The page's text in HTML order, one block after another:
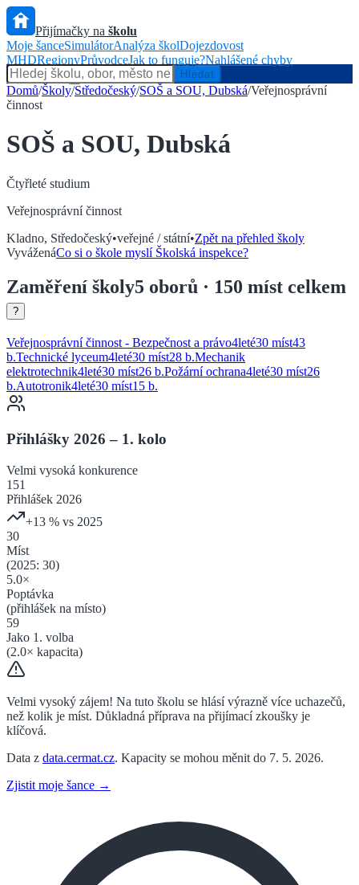
Přijímačky na školu
Moje šanceSimulátorAnalýza školDojezdovost
MHDRegionyPrůvodceJak to funguje?Nahlášené chyby
Hlídač státu
Hledat
Domů/Školy/Středočeský/SOŠ a SOU, Dubská/Veřejnosprávní
činnost
SOŠ a SOU, Dubská
Čtyřleté studium
Veřejnosprávní činnost
Kladno, Středočeský•veřejné / státní•Zpět na přehled školy
VyváženáCo si o škole myslí Školská inspekce?
Zaměření školy5 oborů · 150 míst celkem
?
Veřejnosprávní činnost - Bezpečnost a právo4leté30 míst43
b.Technické lyceum4leté30 míst28 b.Mechanik
elektrotechnik4leté30 míst26 b.Požární ochrana4leté30 míst26
b.Autotronik4leté30 míst15 b.
Přihlášky 2026 – 1. kolo
Velmi vysoká konkurence
151
Přihlášek 2026
+13 % vs 2025
30
Míst
(2025: 30)
5.0×
Poptávka
(přihlášek na místo)
59
Jako 1. volba
(2.0× kapacita)
Velmi vysoký zájem! Na tuto školu se hlásí výrazně více uchazečů,
než kolik je míst. Důkladná příprava na přijímací zkoušky je
klíčová.
Data z data.cermat.cz. Kapacity se mohou měnit do 7. 5. 2026.
Zjistit moje šance →